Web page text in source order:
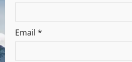
Email *